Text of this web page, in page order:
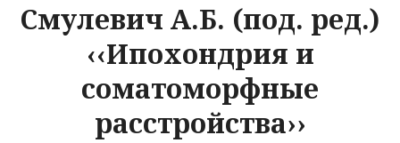
Смулевич А.Б. (под. ред.)
‹‹Ипохондрия и
соматоморфные
расстройства››